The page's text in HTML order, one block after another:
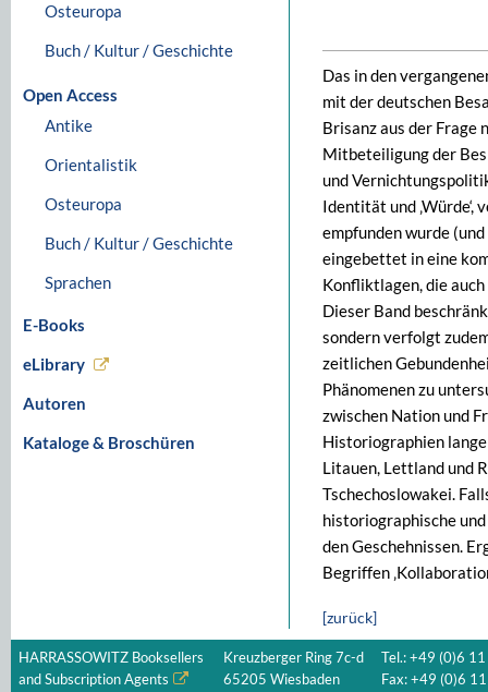
Osteuropa
Buch / Kultur / Geschichte
Open Access
Antike
Orientalistik
Osteuropa
Buch / Kultur / Geschichte
Sprachen
E-Books
eLibrary
Autoren
Kataloge & Broschüren
Das in den
mit der deutschen
Brisanz aus der
Mitbeteiligung der
und
Identität und ‚Würde‘,
empfunden wurde
eingebettet in eine
Konfliktlagen, die
Dieser Band
sondern verfolgt
zeitlichen
Phänomenen zu
zwischen Nation und
Historiographien
Litauen, Lettland und
Tschechoslowakei.
historiographische
den Geschehnissen.
Begriffen
[zurück]
HARRASSOWITZ Booksellers
and Subscription Agents
Kreuzberger Ring 7c-d
65205 Wiesbaden
Tel.: +49 (0)6
Fax: +49 (0)6